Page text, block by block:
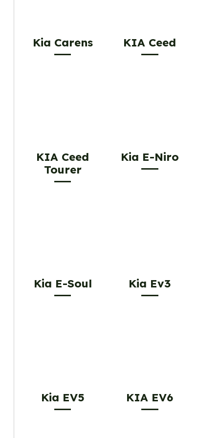
Kia Carens KIA Ceed
KIA Ceed
Tourer
Kia E-Niro
Kia E-Soul Kia Ev3
Kia EV5 KIA EV6